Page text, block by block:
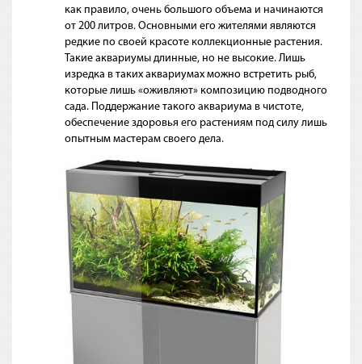
как правило, очень большого объема и начинаются
от 200 литров. Основными его жителями являются
редкие по своей красоте коллекционные растения.
Такие аквариумы длинные, но не высокие. Лишь
изредка в таких аквариумах можно встретить рыб,
которые лишь «оживляют» композицию подводного
сада. Поддержание такого аквариума в чистоте,
обеспечение здоровья его растениям под силу лишь
опытным мастерам своего дела.